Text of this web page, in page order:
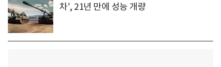
차', 21년 만에 성능 개량